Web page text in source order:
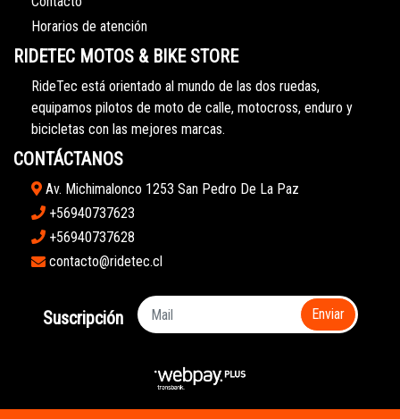
Horarios de atención
RIDETEC MOTOS & BIKE STORE
RideTec está orientado al mundo de las dos ruedas,
equipamos pilotos de moto de calle, motocross, enduro y
bicicletas con las mejores marcas.
CONTÁCTANOS
Av. Michimalonco 1253 San Pedro De La Paz
+56940737623
+56940737628
contacto@ridetec.cl
Suscripción Enviar